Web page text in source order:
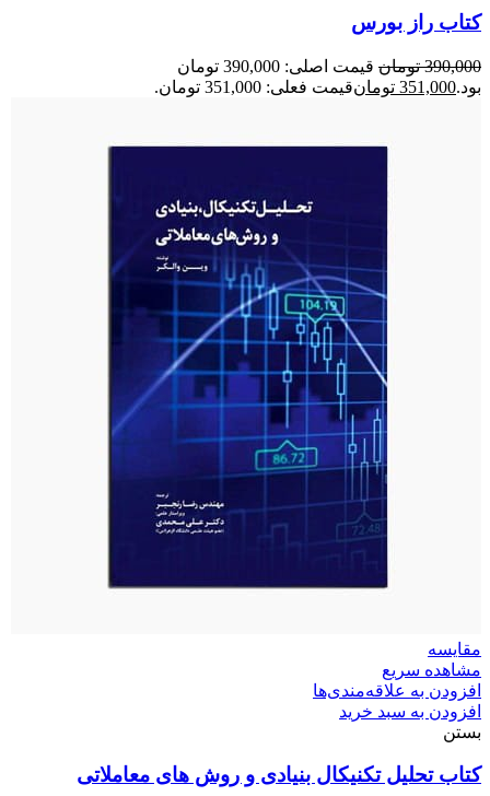
کتاب راز بورس
390,000 تومان
قیمت اصلی: 390,000 تومان
بود.351,000 تومانقیمت فعلی: 351,000 تومان.
مقایسه
مشاهده سریع
افزودن به علاقه‌مندی‌ها
افزودن به سبد خرید
بستن
کتاب تحلیل تکنیکال بنیادی و روش های معاملاتی